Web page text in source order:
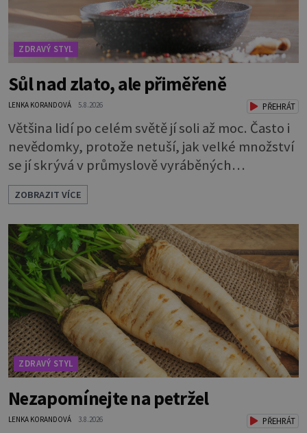
ZDRAVÝ STYL
Sůl nad zlato, ale přiměřeně
LENKA KORANDOVÁ 5.8.2026 PŘEHRÁT
Většina lidí po celém světě jí soli až moc. Často i
nevědomky, protože netuší, jak velké množství
se jí skrývá v průmyslově vyráběných
potravinách, dokonce i těch sladkých. Sůl je
zdravá Ale v ani ne třetinovém množství, než je
pro většinu populace běžné. Její základní
složky– sodík a chlór – jsou zásadní pro správné
hospodaření organismu s tekutinami. Pomáhají
totiž udrž
ZOBRAZIT VÍCE
ZDRAVÝ STYL
Nezapomínejte na petržel
LENKA KORANDOVÁ 3.8.2026 PŘEHRÁT